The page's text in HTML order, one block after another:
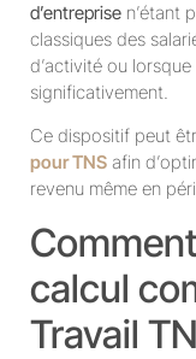
d’entreprise n’étant
classiques des
d’activité ou
significativement.
Ce dispositif peut
pour TNS afin
revenu même en
calcul
Travail